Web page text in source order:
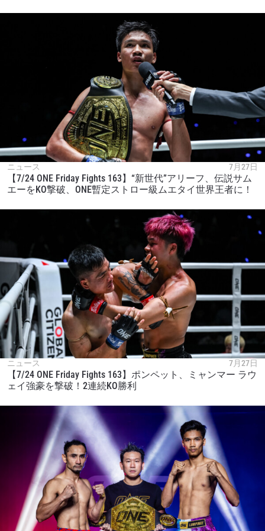
ニュース 7月27日
【7/24 ONE Friday Fights 163】“新世代”アリーフ、伝説サム
エーをKO撃破、ONE暫定ストロー級ムエタイ世界王者に！
ニュース 7月27日
【7/24 ONE Friday Fights 163】ポンペット、ミャンマー ラウ
ェイ強豪を撃破！2連続KO勝利